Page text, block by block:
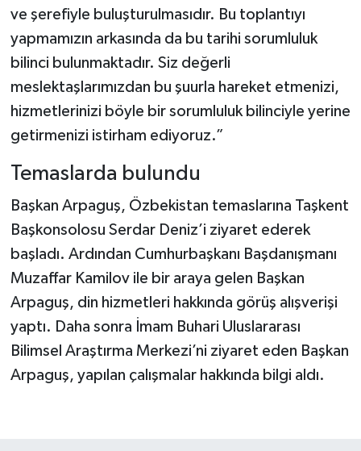
ve şerefiyle buluşturulmasıdır. Bu toplantıyı
yapmamızın arkasında da bu tarihi sorumluluk
bilinci bulunmaktadır. Siz değerli
meslektaşlarımızdan bu şuurla hareket etmenizi,
hizmetlerinizi böyle bir sorumluluk bilinciyle yerine
getirmenizi istirham ediyoruz.”
Temaslarda bulundu
Başkan Arpaguş, Özbekistan temaslarına Taşkent
Başkonsolosu Serdar Deniz’i ziyaret ederek
başladı. Ardından Cumhurbaşkanı Başdanışmanı
Muzaffar Kamilov ile bir araya gelen Başkan
Arpaguş, din hizmetleri hakkında görüş alışverişi
yaptı. Daha sonra İmam Buhari Uluslararası
Bilimsel Araştırma Merkezi’ni ziyaret eden Başkan
Arpaguş, yapılan çalışmalar hakkında bilgi aldı.